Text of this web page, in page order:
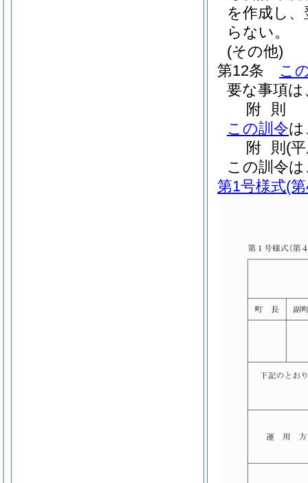
を作成し
らない。
(その他)
第12条
こ
要な事項
附 則
この訓令は
附 則 (
この訓令
第1号様式(